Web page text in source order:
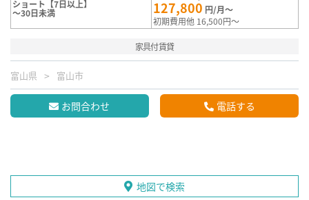
ショート【7日以上】
～30日未満 127,800 円/月～
初期費用他 16,500円～
家具付賃貸
富山県 富山市
お問合わせ 電話する
地図で検索